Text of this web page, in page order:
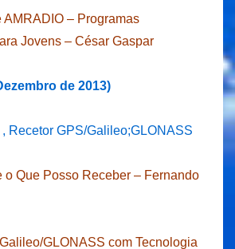
– Programas
Jovens – César Gaspar
de 2013)
Recetor GPS/Galileo;GLONASS
o Que Posso Receber – Fernando
GLONASS com Tecnologia